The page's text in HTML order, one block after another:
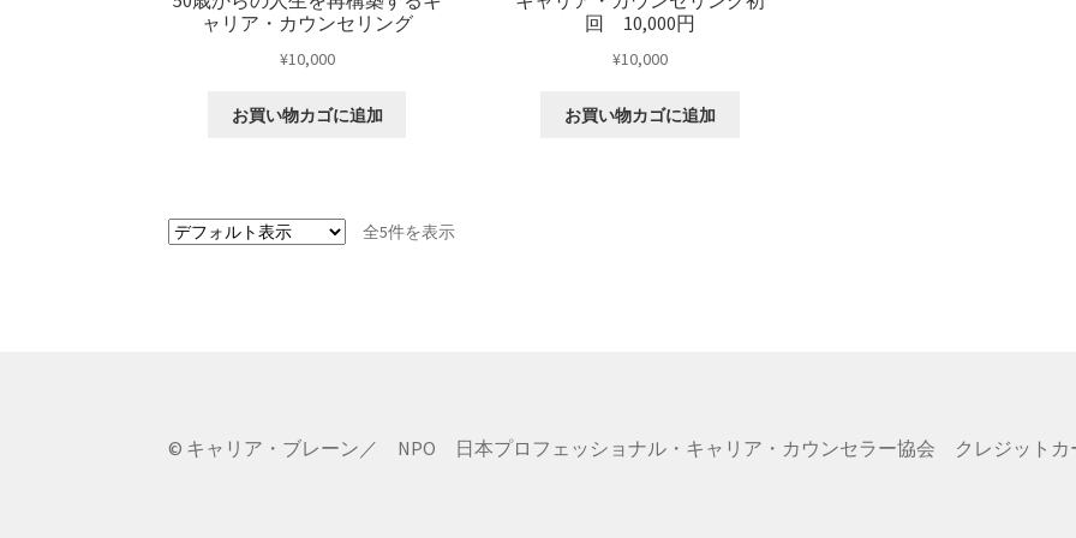
ャリア・カウンセリング
¥10,000
お買い物カゴに追加
回 10,000円
¥10,000
お買い物カゴに追加
全5件を表示
© キャリア・ブレーン／ NPO 日本プロフェッショナル・キャリア・カウンセラー協会 クレジットカ